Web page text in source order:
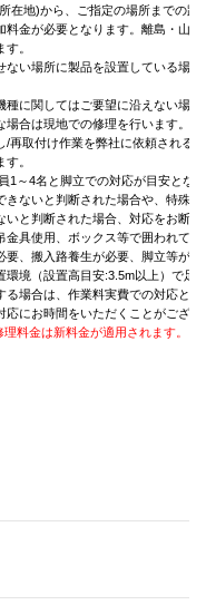
在地)から、ご指定の場所までの距
料金が必要となります。離島・山間
。
ない場所に製品を設置している場合
種に関してはご要望に沿えない場合
合は現地での修理を行います。
/再取付け作業を弊社に依頼される
。
1～4名と脚立での対応が目安とな
ないと判断された場合や、特殊設
いと判断された場合、対応をお断り
具使用、ボックス等で囲われてい
、搬入路養生が必要、脚立等がそ
境（設置高目安:3.5m以上）で足
る場合は、作業料実費での対応とな
にお時間をいただくことがござい
料金は新料金が適用されます。